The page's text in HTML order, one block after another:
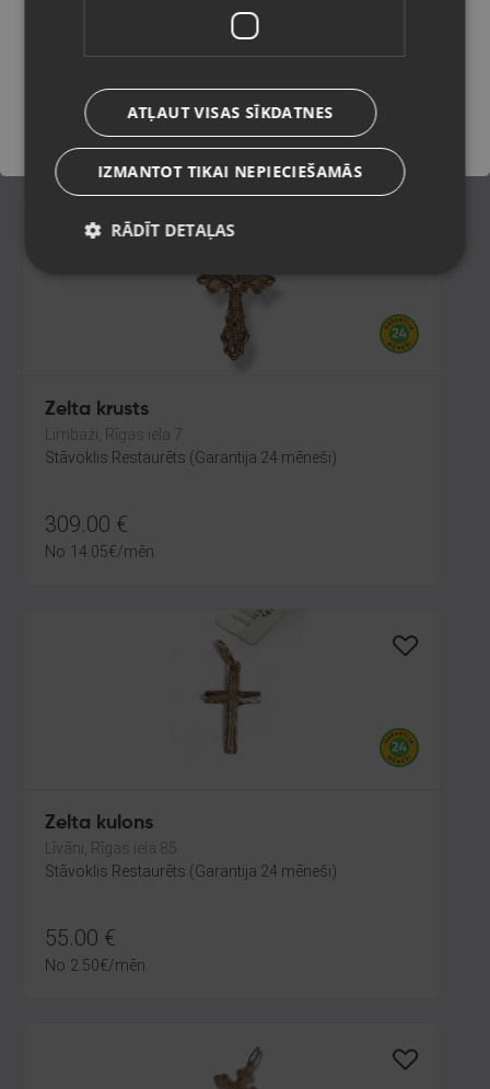
Stāvoklis Restaurēts (Garantija 24 mēneši)
164.00 €
7.46€/mēn.
Zelta krusts
Limbaži, Rīgas iela 7
Stāvoklis Restaurēts (Garantija 24 mēneši)
309.00 €
No 14.05€/mēn.
Zelta kulons
Līvāni, Rīgas iela 85
Stāvoklis Restaurēts (Garantija 24 mēneši)
55.00 €
No 2.50€/mēn.
Saglabāt
ATĻAUT VISAS SĪKDATNES
IZMANTOT TIKAI NEPIECIEŠAMĀS
RĀDĪT DETAĻAS